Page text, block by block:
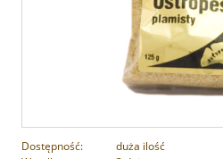
Dostępność:
duża ilość